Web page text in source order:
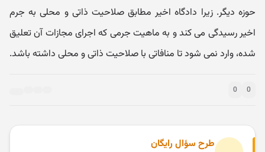
حوزه دیگر. زیرا دادگاه اخیر مطابق صلاحیت ذاتی و محلی به جرم
اخیر رسیدگی می کند و به ماهیت جرمی که اجرای مجازات آن تعلیق
شده، وارد نمی شود تا منافاتی با صلاحیت ذاتی و محلی داشته باشد.
0
0
طرح سؤال رایگان